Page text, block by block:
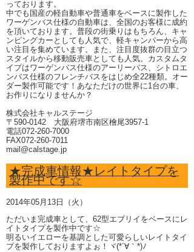
っております。
中でも国産の軽自動車や普通車をベースに製作した
ワーゲンバス仕様の自動車は、全国のお客様に成約
を頂いております。普段の街乗りはもちろん、キャ
ンピングカーとしても人気で、軽キャンパーから高
い注目を集めています。また、注目度抜群の目立つ
スタイルから移動販売車としても人気。カスタムタ
イプはワーゲンバス仕様のアーリーバス、シトロエ
ンバス仕様のフレンチバスをはじめ全22種類。オー
ダー製作可能です！あなただけの世界に1台の車、
お作りになりませんか？
株式会社キャルステージ
〒590-0142 大阪府堺市南区檜尾3957-1
電話072-260-7000
FAX072-260-7011
mail@calstage.jp
★完成車情報★レイトタイプを
製作中です☆
2014年05月13日（火）
ただいま完成車として、62型エブリイをベースにレ
イトタイプを製作中です☆
明るいイエローを基調とした可愛らしいレイトタイ
プを製作しておりますよぉ！ヾ(*´∀｀*)ﾉ